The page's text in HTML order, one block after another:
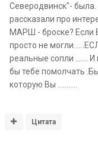
Северодвинск"-
рассказали про
МАРШ - броске? Если
просто не
реальные сопли .......
бы тебе помолчать
которую Вы ...........
Цитата